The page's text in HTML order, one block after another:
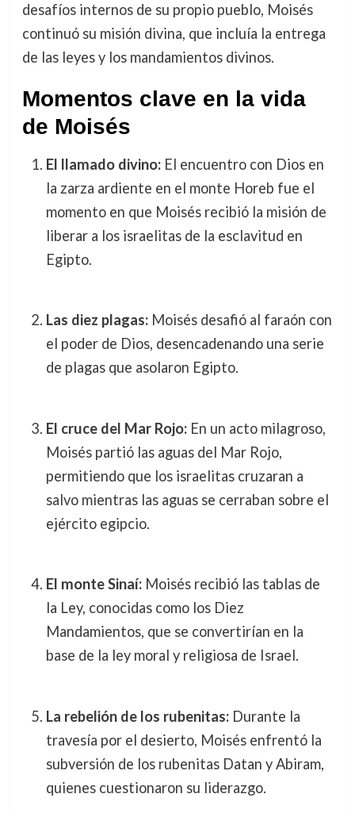
desafíos internos de su propio pueblo, Moisés
continuó su misión divina, que incluía la entrega
de las leyes y los mandamientos divinos.
Momentos clave en la vida
de Moisés
El llamado divino:El encuentro con Dios en
la zarza ardiente en el monte Horeb fue el
momento en que Moisés recibió la misión de
liberar a los israelitas de la esclavitud en
Egipto.
Las diez plagas:Moisés desafió al faraón con
el poder de Dios, desencadenando una serie
de plagas que asolaron Egipto.
El cruce del Mar Rojo:En un acto milagroso,
Moisés partió las aguas del Mar Rojo,
permitiendo que los israelitas cruzaran a
salvo mientras las aguas se cerraban sobre el
ejército egipcio.
El monte Sinaí:Moisés recibió las tablas de
la Ley, conocidas como los Diez
Mandamientos, que se convertirían en la
base de la ley moral y religiosa de Israel.
La rebelión de los rubenitas:Durante la
travesía por el desierto, Moisés enfrentó la
subversión de los rubenitas Datan y Abiram,
quienes cuestionaron su liderazgo.